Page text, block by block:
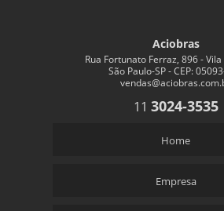
Aciobras
Rua Fortunato Ferraz, 896 -
São Paulo-SP - CEP:
11 3024-3535
Home
Empresa